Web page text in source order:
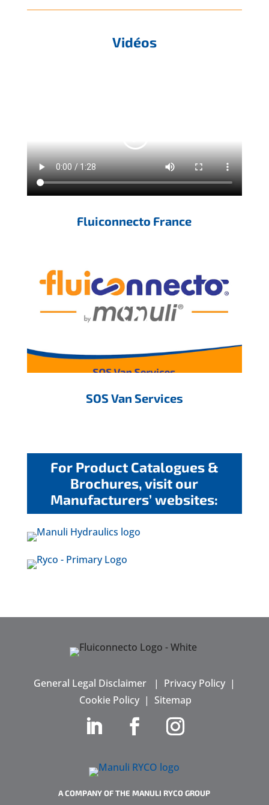
Vidéos
Fluiconnecto France
SOS Van Services
For Product Catalogues &
Brochures, visit our
Manufacturers’ websites:
General Legal Disclaimer| Privacy Policy|
Cookie Policy |Sitemap
A COMPANY OF THE MANULI RYCO GROUP